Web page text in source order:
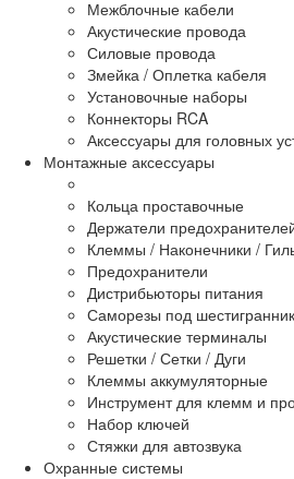
Межблочные кабели
Акустические провода
Силовые провода
Змейка / Оплетка кабеля
Установочные наборы
Коннекторы RCA
Аксессуары для головных
Монтажные аксессуары
Кольца проставочные
Держатели
Клеммы / Наконечники /
Предохранители
Дистрибьюторы питания
Саморезы под шестигранник
Акустические терминалы
Решетки / Сетки / Дуги
Клеммы аккумуляторные
Инструмент для клемм и
Набор ключей
Стяжки для автозвука
Охранные системы